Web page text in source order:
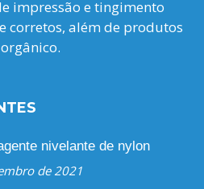
impressão e tingimento
corretos, além de produtos
nivelante de nylon
de 2021